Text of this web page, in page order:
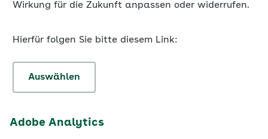
Wirkung für die Zukunft anpassen oder widerrufen.
Hierfür folgen Sie bitte diesem Link:
Auswählen
Adobe Analytics